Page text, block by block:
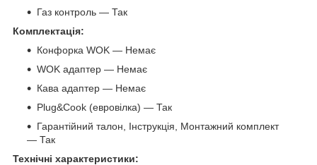
Газ контроль — Так
Комплектація:
Конфорка WOK — Немає
WOK адаптер — Немає
Кава адаптер — Немає
Plug&Cook (евровілка) — Так
Гарантійний талон, Інструкція, Монтажний комплект
— Так
Технічні характеристики: